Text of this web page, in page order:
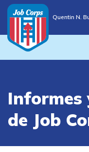
Quentin N.
Vida
Informes
de Job